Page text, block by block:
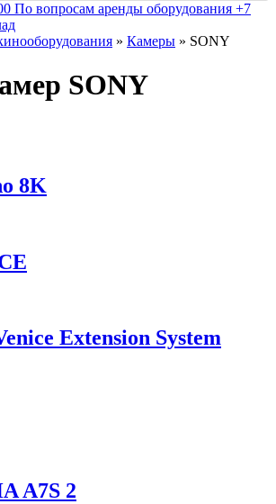
По вопросам аренды оборудования +7
» Камеры » SONY
SONY
8K
Extension System
A7S 2